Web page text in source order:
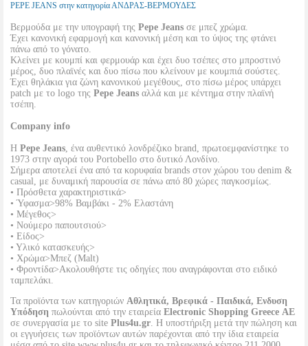
PEPE JEANS στην κατηγορία ΑΝΔΡΑΣ-ΒΕΡΜΟΥΔΕΣ
Βερμούδα με την υπογραφή της Pepe Jeans σε μπεζ χρώμα.
Έχει κανονική εφαρμογή και κανονική μέση και το ύψος της φτάνει
πάνω από το γόνατο.
Κλείνει με κουμπί και φερμουάρ και έχει δυο τσέπες στο μπροστινό
μέρος, δυο πλαϊνές και δυο πίσω που κλείνουν με κουμπιά σούστες.
Έχει θηλάκια για ζώνη κανονικού μεγέθους, στο πίσω μέρος υπάρχει
patch με το logo της Pepe Jeans αλλά και με κέντημα στην πλαϊνή
τσέπη.
Company info
Η Pepe Jeans, ένα αυθεντικό λονδρέζικο brand, πρωτοεμφανίστηκε το
1973 στην αγορά του Portobello στο δυτικό Λονδίνο.
Σήμερα αποτελεί ένα από τα κορυφαία brands στον χώρου του denim &
casual, με δυναμική παρουσία σε πάνω από 80 χώρες παγκοσμίως.
• Πρόσθετα χαρακτηριστικά>
• Ύφασμα>98% Βαμβάκι - 2% Ελαστάνη
• Μέγεθος>
• Νούμερο παπουτσιού>
• Είδος>
• Υλικό κατασκευής>
• Χρώμα>Μπεζ (Malt)
• Φροντίδα>Ακολουθήστε τις οδηγίες που αναγράφονται στο ειδικό
ταμπελάκι.
Τα προϊόντα των κατηγοριών Αθλητικά, Βρεφικά - Παιδικά, Ενδυση
Υπόδηση πωλούνται από την εταιρεία Electronic Shopping Greece ΑΕ
σε συνεργασία με το site Plus4u.gr. Η υποστήριξη μετά την πώληση και
οι εγγυήσεις των προϊόντων αυτών παρέχονται από την ίδια εταιρεία